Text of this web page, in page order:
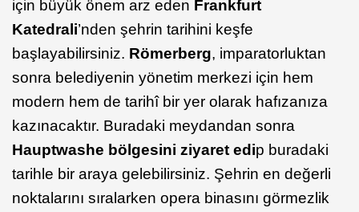
için büyük önem arz eden Frankfurt
Katedrali’nden şehrin tarihini keşfe
başlayabilirsiniz. Römerberg, imparatorluktan
sonra belediyenin yönetim merkezi için hem
modern hem de tarihî bir yer olarak hafızanıza
kazınacaktır. Buradaki meydandan sonra
Hauptwashe bölgesini ziyaret edip buradaki
tarihle bir araya gelebilirsiniz. Şehrin en değerli
noktalarını sıralarken opera binasını görmezlik